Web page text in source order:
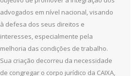
advogados em nível nacional, visando
à defesa dos seus direitos e
interesses, especialmente pela
melhoria das condições de trabalho.
Sua criação decorreu da necessidade
de congregar o corpo jurídico da CAIXA,